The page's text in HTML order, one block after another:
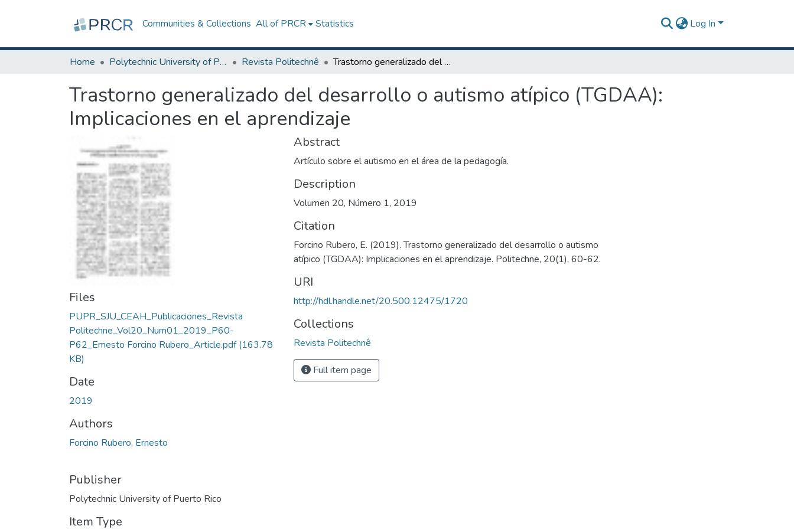
Communities & Collections All of PRCR Statistics Log In
Home Polytechnic University of Puerto Rico Revista Politechnê Trastorno generalizado del desarrollo o autismo atípico (TGDAA): Implicaciones en el aprendizaje
Trastorno generalizado del desarrollo o autismo atípico (TGDAA):
Implicaciones en el aprendizaje
Files
PUPR_SJU_CEAH_Publicaciones_Revista
Politechne_Vol20_Num01_2019_P60-
P62_Emesto Forcino Rubero_Article.pdf(163.78
KB)
Date
2019
Authors
Forcino Rubero, Ernesto
Publisher
Polytechnic University of Puerto Rico
Item Type
Abstract
Artículo sobre el autismo en el área de la pedagogía.
Description
Volumen 20, Número 1, 2019
Citation
Forcino Rubero, E. (2019). Trastorno generalizado del desarrollo o autismo
atípico (TGDAA): Implicaciones en el aprendizaje. Politechne, 20(1), 60-62.
URI
http://hdl.handle.net/20.500.12475/1720
Collections
Revista Politechnê
Full item page